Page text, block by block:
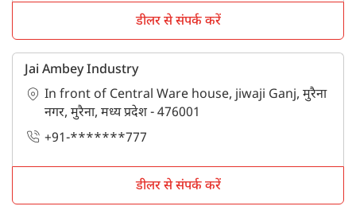
डीलर से संपर्क करें
Jai Ambey Industry
In front of Central Ware house, jiwaji Ganj, मुरैना
नगर, मुरैना, मध्य प्रदेश - 476001
+91-*******777
डीलर से संपर्क करें